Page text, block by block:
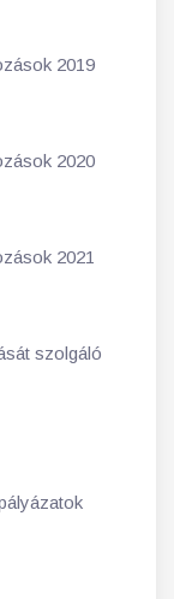
2019
2020
2021
szolgáló